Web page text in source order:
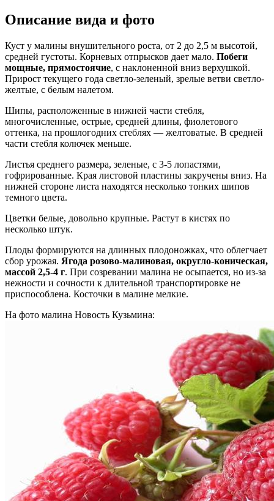
Описание вида и фото
Куст у малины внушительного роста, от 2 до 2,5 м высотой,
средней густоты. Корневых отпрысков дает мало. Побеги
мощные, прямостоячие, с наклоненной вниз верхушкой.
Прирост текущего года светло-зеленый, зрелые ветви светло-
желтые, с белым налетом.
Шипы, расположенные в нижней части стебля,
многочисленные, острые, средней длины, фиолетового
оттенка, на прошлогодних стеблях — желтоватые. В средней
части стебля колючек меньше.
Листья среднего размера, зеленые, с 3-5 лопастями,
гофрированные. Края листовой пластины закручены вниз. На
нижней стороне листа находятся несколько тонких шипов
темного цвета.
Цветки белые, довольно крупные. Растут в кистях по
несколько штук.
Плоды формируются на длинных плодоножках, что облегчает
сбор урожая. Ягода розово-малиновая, округло-коническая,
массой 2,5-4 г. При созревании малина не осыпается, но из-за
нежности и сочности к длительной транспортировке не
приспособлена. Косточки в малине мелкие.
На фото малина Новость Кузьмина: